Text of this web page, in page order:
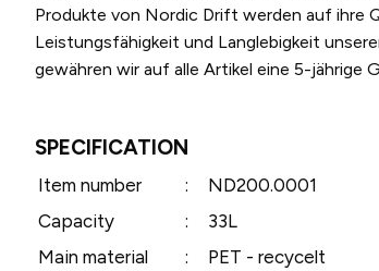
Produkte von Nordic Drift werden auf ihre
Leistungsfähigkeit und Langlebigkeit
gewähren wir auf alle Artikel eine 5-jährige
SPECIFICATION
Item number :
ND200.0001
Capacity
:
33L
Main material
:
PET - recycelt